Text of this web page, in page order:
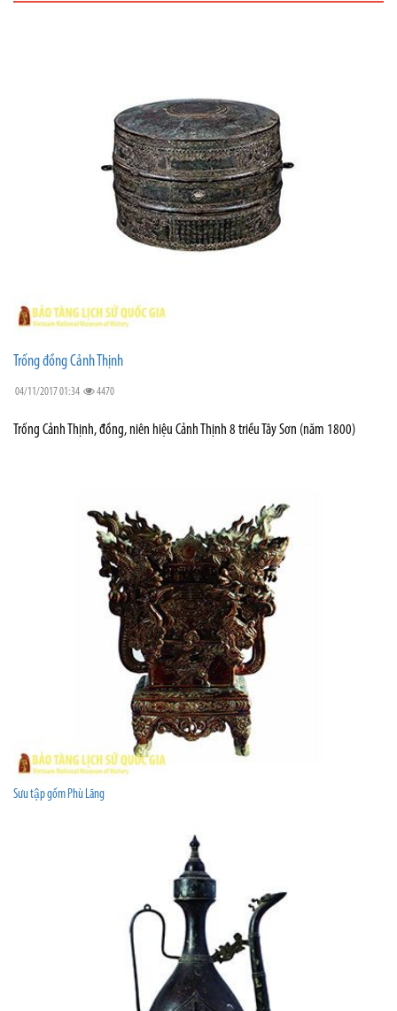
Trống đồng Cảnh Thịnh
04/11/2017 01:34 4470
Trống Cảnh Thịnh, đồng, niên hiệu Cảnh Thịnh 8 triều Tây Sơn (năm 1800)
Sưu tập gốm Phù Lãng